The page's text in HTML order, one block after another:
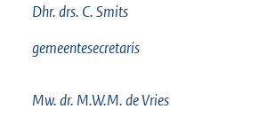
Dhr. drs. C. Smits
gemeentesecretaris
Mw. dr. M.W.M. de Vries